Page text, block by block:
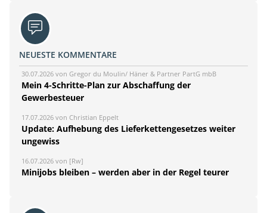
NEUESTE KOMMENTARE
30.07.2026 von Gregor du Moulin/ Häner & Partner PartG mbB
Mein 4-Schritte-Plan zur Abschaffung der
Gewerbesteuer
17.07.2026 von Christian Eppelt
Update: Aufhebung des Lieferkettengesetzes weiter
ungewiss
16.07.2026 von [Rw]
Minijobs bleiben – werden aber in der Regel teurer